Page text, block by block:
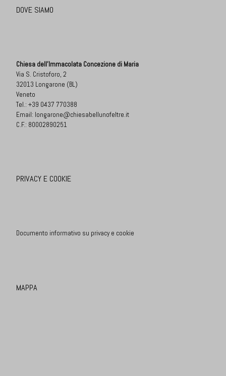
DOVE SIAMO
Chiesa dell'Immacolata Concezione di Maria
Via S. Cristoforo, 2
32013 Longarone (BL)
Veneto
Tel.: +39 0437 770388
Email: longarone@chiesabellunofeltre.it
C.F.: 80002890251
PRIVACY E COOKIE
Documento informativo su privacy e cookie
MAPPA